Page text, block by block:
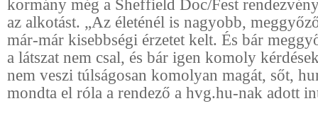
kormány még a Sheffield Doc/Fest
az alkotást. „Az életénél is nagyobb,
már-már kisebbségi érzetet kelt. És bár
a látszat nem csal, és bár igen komoly
nem veszi túlságosan komolyan magát, sőt,
mondta el róla a rendező a hvg.hu-nak adott